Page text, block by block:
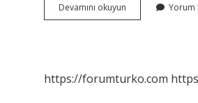
Devamını okuyun
Çıkarma
Yorum
https://forumturko.com